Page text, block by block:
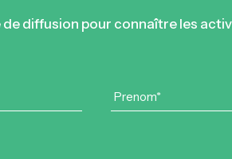
diffusion pour connaître les